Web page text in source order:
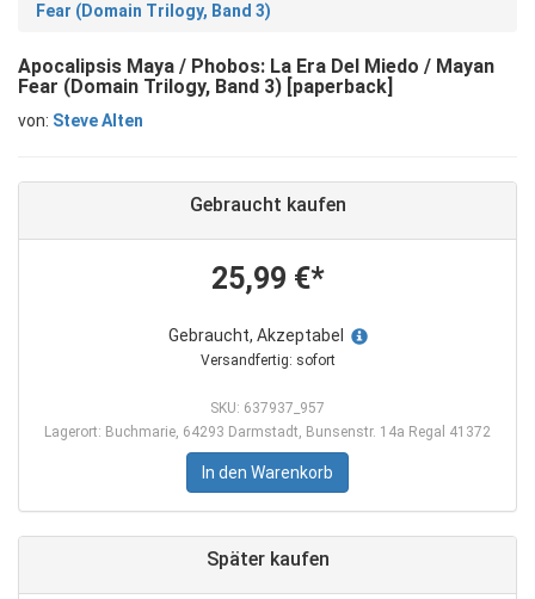
Fear (Domain Trilogy, Band 3)
Apocalipsis Maya / Phobos: La Era Del Miedo / Mayan
Fear (Domain Trilogy, Band 3) [paperback]
von: Steve Alten
Gebraucht kaufen
25,99 €*
Gebraucht, Akzeptabel
Versandfertig: sofort
SKU: 637937_957
Lagerort: Buchmarie, 64293 Darmstadt, Bunsenstr. 14a Regal 41372
In den Warenkorb
Später kaufen